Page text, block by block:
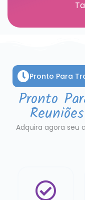
Pronto Para
Pronto
Adquira agora seu